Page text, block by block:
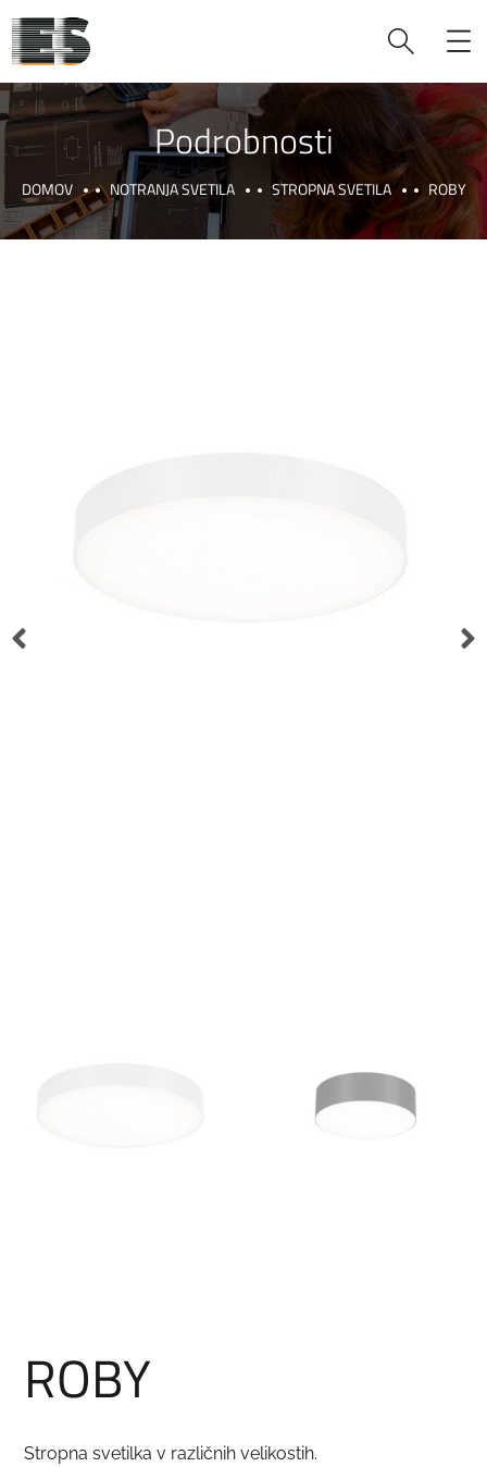
Podrobnosti
DOMOV NOTRANJA SVETILA STROPNA SVETILA ROBY
ROBY
Stropna svetilka v različnih velikostih.